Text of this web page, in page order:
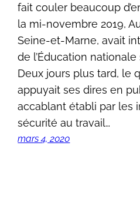
fait couler beaucoup
la mi-novembre 2019,
Seine-et-Marne, avait
de l’Éducation
Deux jours plus tard, le
appuyait ses dires en
accablant établi par les
sécurité au travail…
mars 4, 2020